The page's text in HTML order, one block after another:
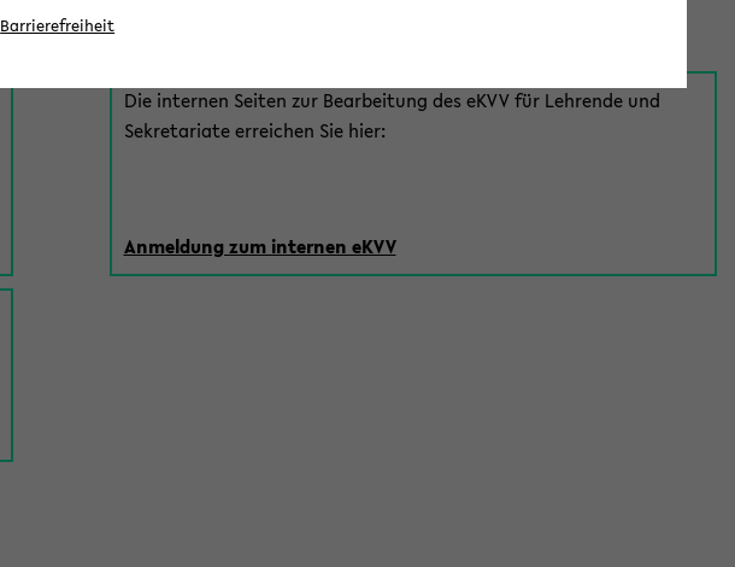
eKVV für Mitarbeiter*innen
Die internen Seiten zur Bearbeitung des eKVV für Lehrende und
Sekretariate erreichen Sie hier:
Anmeldung zum internen eKVV
Barrierefreiheit